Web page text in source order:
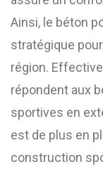
Ainsi, le béton
stratégique
région.
répondent aux
sportives en
est de plus en
construction